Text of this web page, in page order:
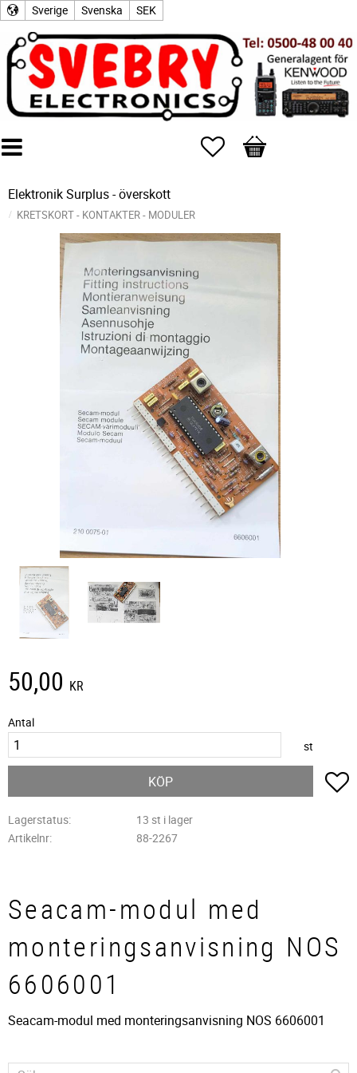
Sverige Svenska SEK
Favoriter
Kundvagn
Elektronik Surplus - överskott
KRETSKORT - KONTAKTER - MODULER
50,00 KR
Antal
st
KÖP
Lagerstatus
13 st i lager
Artikelnr
88-2267
Seacam-modul med
monteringsanvisning NOS
6606001
Seacam-modul med monteringsanvisning NOS 6606001